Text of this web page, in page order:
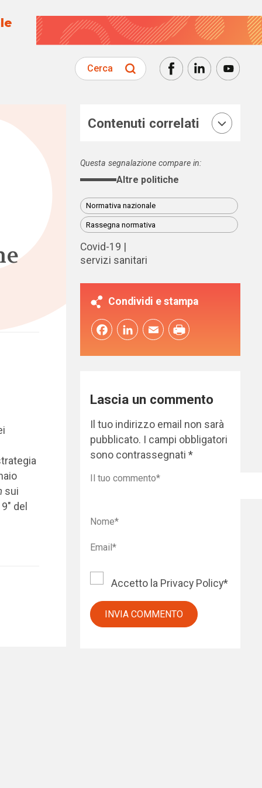
Cerca
sui
del
Contenuti correlati
Questa segnalazione compare in:
Altre politiche
Normativa nazionale
Rassegna normativa
Covid-19
servizi sanitari
Condividi e stampa
FacebookLinkedInEmail
Lascia un commento
Il tuo indirizzo email non sarà
pubblicato. I campi obbligatori
sono contrassegnati*
Accetto la Privacy Policy*